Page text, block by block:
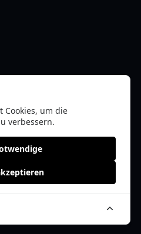
| * =Affiliate-Links /
Cookies, um die
verbessern.